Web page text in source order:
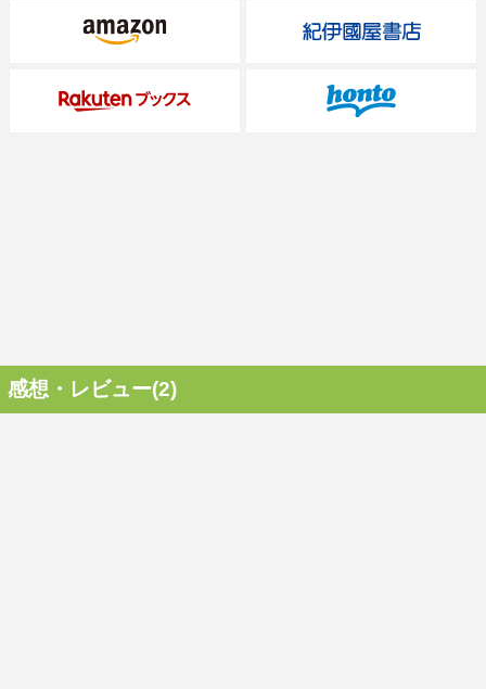
感想・レビュー(2)